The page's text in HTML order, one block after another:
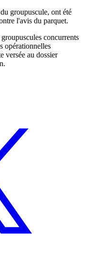
groupuscule, ont été
l'avis du parquet.
concurrents
opérationnelles
versée au dossier